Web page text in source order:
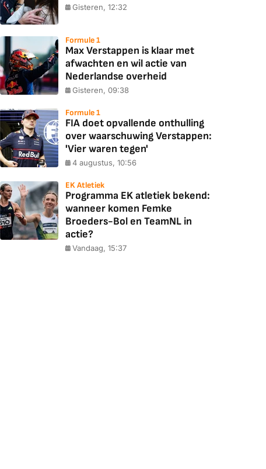
Gisteren, 12:32
Formule 1
Max Verstappen is klaar met
afwachten en wil actie van
Nederlandse overheid
Gisteren, 09:38
Formule 1
FIA doet opvallende onthulling
over waarschuwing Verstappen:
'Vier waren tegen'
4 augustus, 10:56
EK Atletiek
Programma EK atletiek bekend:
wanneer komen Femke
Broeders-Bol en TeamNL in
actie?
Vandaag, 15:37